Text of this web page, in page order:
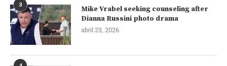
3
Mike Vrabel seeking counseling after
Dianna Russini photo drama
abril 23, 2026